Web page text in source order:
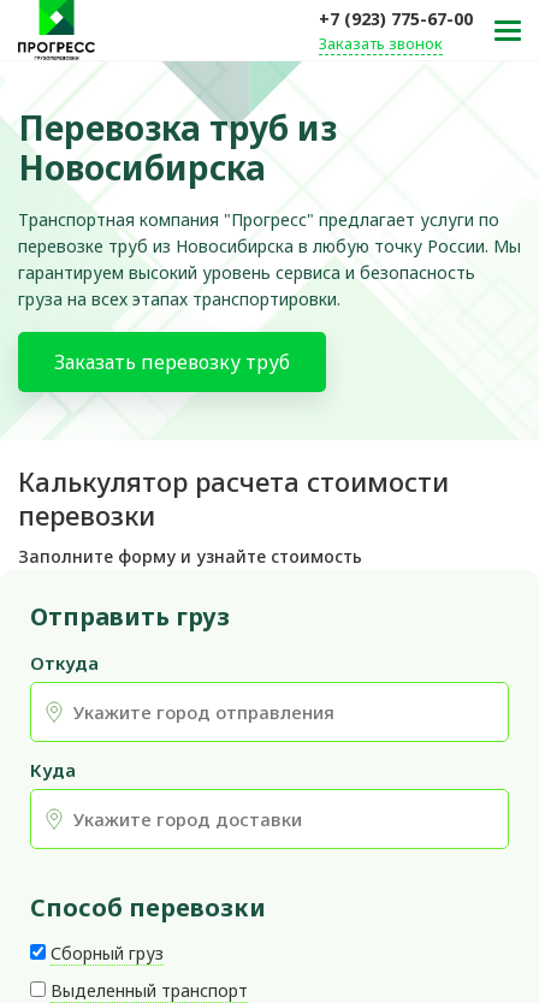
+7 (923) 775-67-00
Заказать звонок
Перевозка труб из
Новосибирска
Транспортная компания "Прогресс" предлагает услуги по
перевозке труб из Новосибирска в любую точку России. Мы
гарантируем высокий уровень сервиса и безопасность
груза на всех этапах транспортировки.
Заказать перевозку труб
Калькулятор расчета стоимости
перевозки
Заполните форму и узнайте стоимость
Отправить груз
Откуда
Куда
Способ перевозки
Сборный груз
Выделенный транспорт